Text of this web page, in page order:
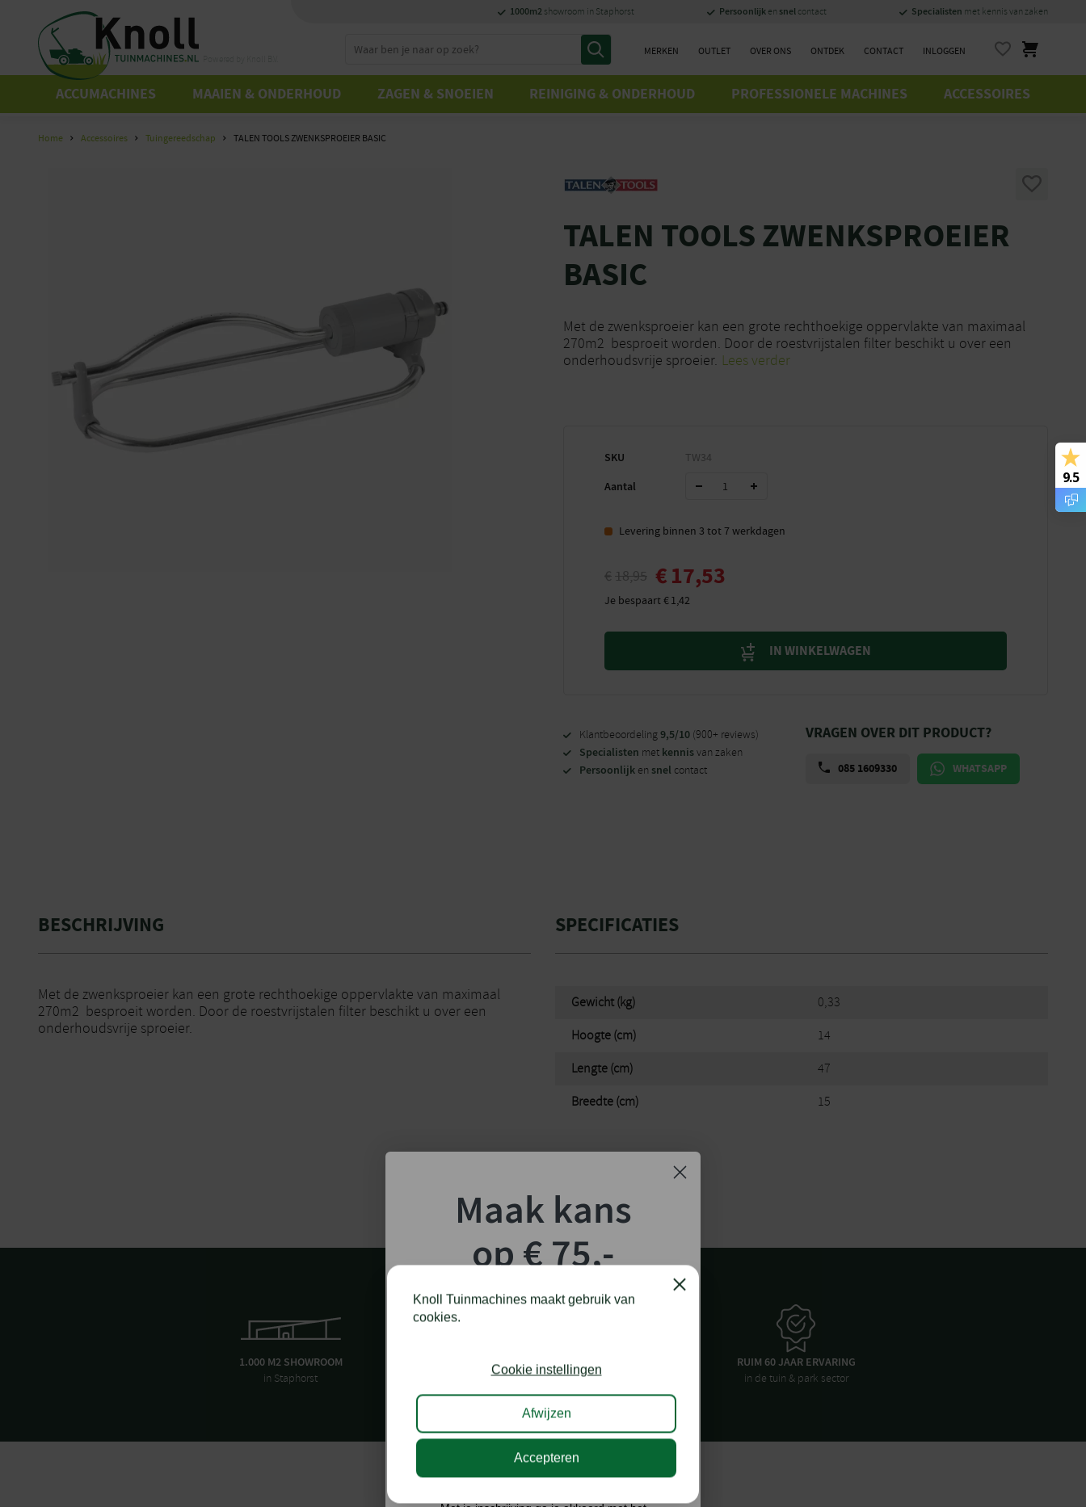
1000m2 showroom in Staphorst Persoonlijk en snel contact Specialisten met kennis van zaken
MERKEN OUTLET OVER ONS ONTDEK CONTACT INLOGGEN
ACCUMACHINES MAAIEN & ONDERHOUD ZAGEN & SNOEIEN REINIGING & ONDERHOUD PROFESSIONELE MACHINES ACCESSOIRES
Home Accessoires Tuingereedschap TALEN TOOLS ZWENKSPROEIER BASIC
TALEN TOOLS ZWENKSPROEIER
BASIC
Met de zwenksproeier kan een grote rechthoekige oppervlakte van maximaal
270m2 besproeit worden. Door de roestvrijstalen filter beschikt u over een
onderhoudsvrije sproeier. Lees verder
SKU TW34
Aantal
Levering binnen 3 tot 7 werkdagen
€18,95 €17,53
Je bespaart€1,42
IN WINKELWAGEN
Klantbeoordeling9,5/10 (900+ reviews)
Specialisten met kennisvan zaken
Persoonlijk en snel contact
VRAGEN OVER DIT PRODUCT?
085 1609330 WHATSAPP
BESCHRIJVING
Met de zwenksproeier kan een grote rechthoekige oppervlakte van maximaal
270m2 besproeit worden. Door de roestvrijstalen filter beschikt u over een
onderhoudsvrije sproeier.
SPECIFICATIES
Gewicht (kg) 0,33
Hoogte (cm) 14
Lengte (cm) 47
Breedte (cm) 15
1.000 M2 SHOWROOM
in Staphorst
PERSOONLIJK EN SNEL CONTACT
via diverse kanalen
RUIM 60 JAAR ERVARING
in de tuin & park sector
9.5
Knoll Tuinmachines maakt gebruik van
cookies.
Close
Cookie instellingen
Afwijzen
Accepteren
Maak kans
op € 75,-
shoptegoed!
Ik doe graag mee!